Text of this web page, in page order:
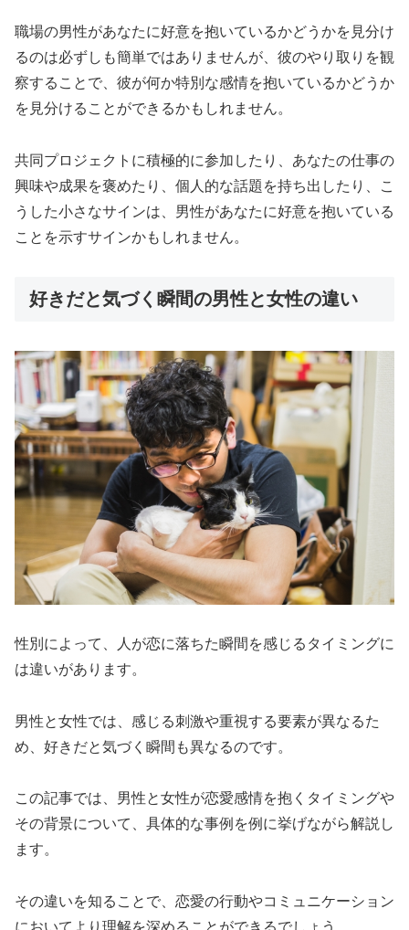
職場の男性があなたに好意を抱いているかどうかを見分け
るのは必ずしも簡単ではありませんが、彼のやり取りを観
察することで、彼が何か特別な感情を抱いているかどうか
を見分けることができるかもしれません。
共同プロジェクトに積極的に参加したり、あなたの仕事の
興味や成果を褒めたり、個人的な話題を持ち出したり、こ
うした小さなサインは、男性があなたに好意を抱いている
ことを示すサインかもしれません。
好きだと気づく瞬間の男性と女性の違い
性別によって、人が恋に落ちた瞬間を感じるタイミングに
は違いがあります。
男性と女性では、感じる刺激や重視する要素が異なるた
め、好きだと気づく瞬間も異なるのです。
この記事では、男性と女性が恋愛感情を抱くタイミングや
その背景について、具体的な事例を例に挙げながら解説し
ます。
その違いを知ることで、恋愛の行動やコミュニケーション